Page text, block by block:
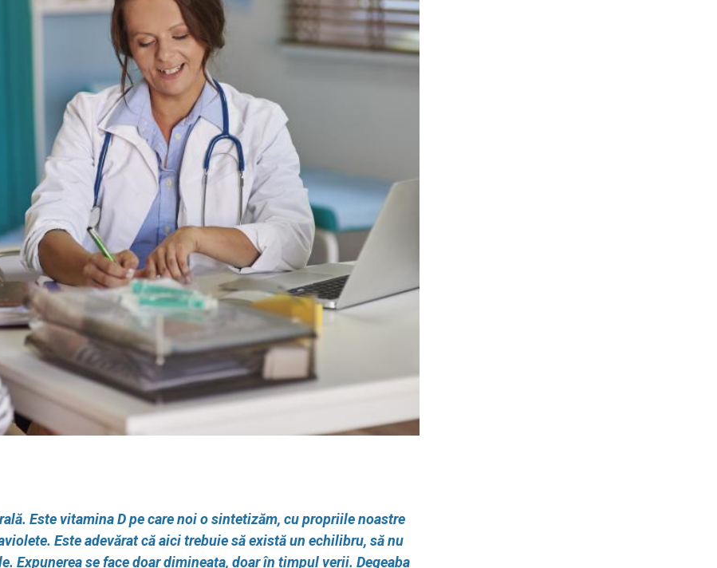
Este vitamina D pe care noi o sintetizăm, cu propriile noastre
Este adevărat că aici trebuie să există un echilibru, să nu
Expunerea se face doar dimineața, doar în timpul verii. Degeaba